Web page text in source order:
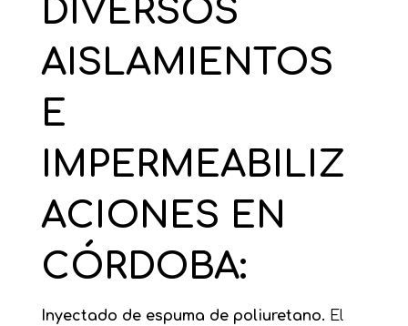
DIVERSOS
AISLAMIENTOS
E
IMPERMEABILIZ
ACIONES EN
CÓRDOBA:
Inyectado de espuma de poliuretano. El